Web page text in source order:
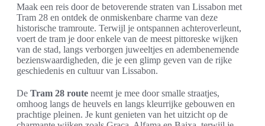
Maak een reis door de betoverende straten van Lissabon met
Tram 28 en ontdek de onmiskenbare charme van deze
historische tramroute. Terwijl je ontspannen achteroverleunt,
voert de tram je door enkele van de meest pittoreske wijken
van de stad, langs verborgen juweeltjes en adembenemende
bezienswaardigheden, die je een glimp geven van de rijke
geschiedenis en cultuur van Lissabon.
De Tram 28 route neemt je mee door smalle straatjes,
omhoog langs de heuvels en langs kleurrijke gebouwen en
prachtige pleinen. Je kunt genieten van het uitzicht op de